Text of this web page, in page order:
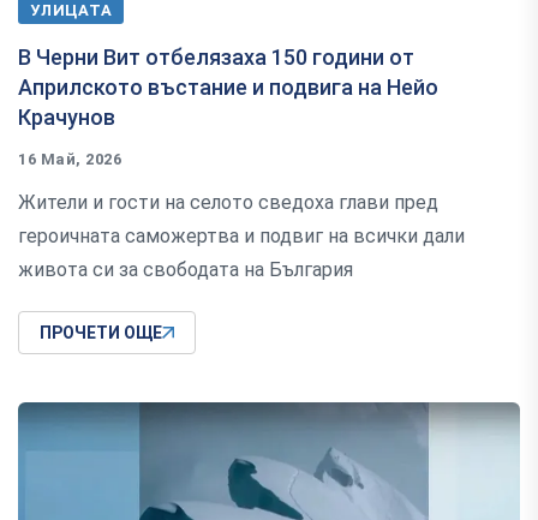
УЛИЦАТА
В Черни Вит отбелязаха 150 години от
Априлското въстание и подвига на Нейо
Крачунов
16 Май, 2026
Жители и гости на селото сведоха глави пред
героичната саможертва и подвиг на всички дали
живота си за свободата на България
ПРОЧЕТИ ОЩЕ